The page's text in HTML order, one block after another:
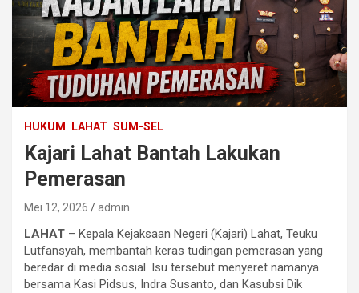
HUKUM LAHAT SUM-SEL
Kajari Lahat Bantah Lakukan
Pemerasan
Mei 12, 2026 admin
LAHAT – Kepala Kejaksaan Negeri (Kajari) Lahat, Teuku
Lutfansyah, membantah keras tudingan pemerasan yang
beredar di media sosial. Isu tersebut menyeret namanya
bersama Kasi Pidsus, Indra Susanto, dan Kasubsi Dik